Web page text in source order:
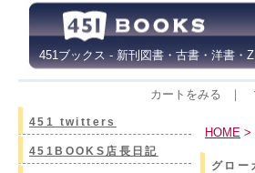
451ブックス - 新刊図書・古書・洋書・
カートをみる ｜
451 twitters
451BOOKS店長日記
HOME >
グロー